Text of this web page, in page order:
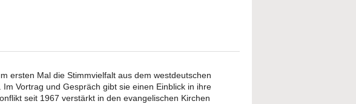
ersten Mal die Stimmvielfalt aus dem westdeutschen
Vortrag und Gespräch gibt sie einen Einblick in ihre
seit 1967 verstärkt in den evangelischen Kirchen